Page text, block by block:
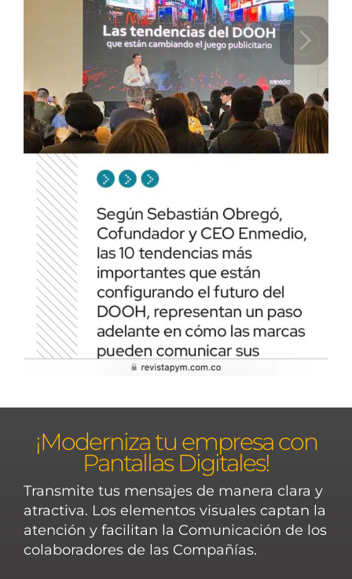
¡Moderniza tu empresa con
Pantallas Digitales!
Transmite tus mensajes de manera clara y
atractiva. Los elementos visuales captan la
atención y facilitan la Comunicación de los
colaboradores de las Compañías.